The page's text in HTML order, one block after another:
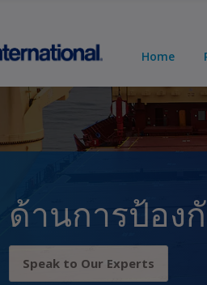
Home
ด้านการป้อง
Speak to Our Experts